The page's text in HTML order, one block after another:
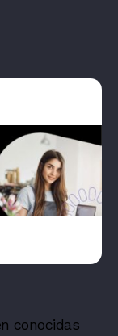
conocidas